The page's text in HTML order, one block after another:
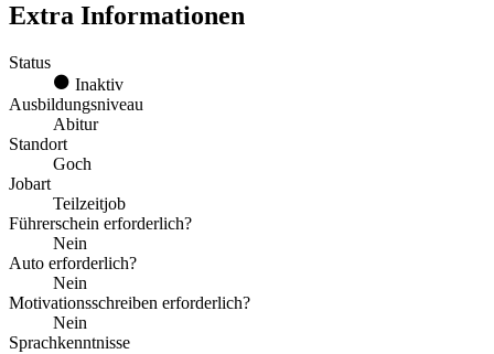
Extra Informationen
Status
Inaktiv
Ausbildungsniveau
Abitur
Standort
Goch
Jobart
Teilzeitjob
Führerschein erforderlich?
Nein
Auto erforderlich?
Nein
Motivationsschreiben erforderlich?
Nein
Sprachkenntnisse